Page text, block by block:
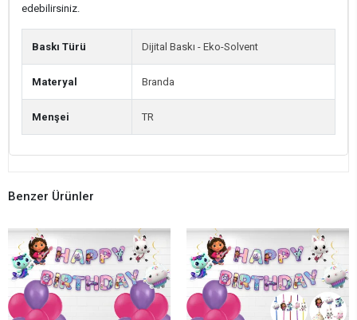
edebilirsiniz.
Baskı Türü Dijital Baskı - Eko-Solvent
Materyal Branda
Menşei TR
Benzer Ürünler